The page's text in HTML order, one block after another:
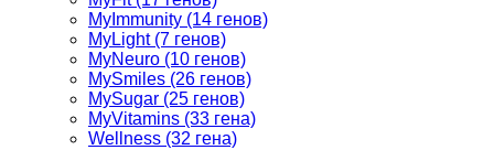
MyImmunity (14 генов)
MyLight (7 генов)
MyNeuro (10 генов)
MySmiles (26 генов)
MySugar (25 генов)
MyVitamins (33 гена)
Wellness (32 гена)